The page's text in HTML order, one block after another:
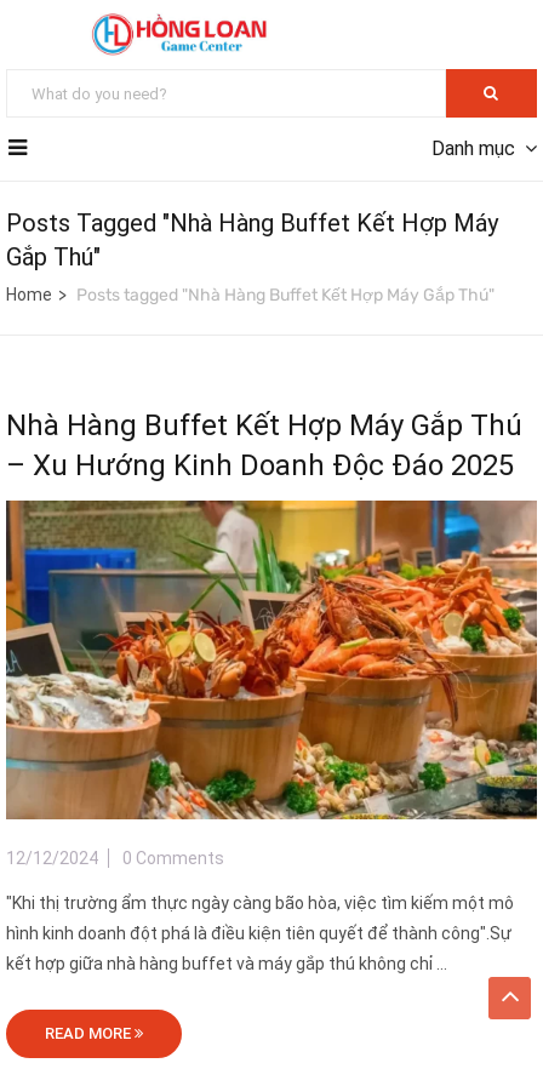
Danh mục
Posts Tagged "Nhà Hàng Buffet Kết Hợp Máy
Gắp Thú"
Home Posts tagged "Nhà Hàng Buffet Kết Hợp Máy Gắp Thú"
Nhà Hàng Buffet Kết Hợp Máy Gắp Thú
– Xu Hướng Kinh Doanh Độc Đáo 2025
12/12/2024 0 Comments
"Khi thị trường ẩm thực ngày càng bão hòa, việc tìm kiếm một mô
hình kinh doanh đột phá là điều kiện tiên quyết để thành công".Sự
kết hợp giữa nhà hàng buffet và máy gắp thú không chỉ ...
READ MORE